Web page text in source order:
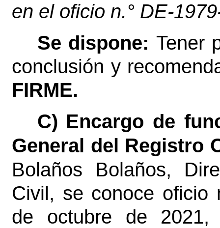
en el oficio n.° DE-
Se dispone: Tener
conclusión y
FIRME.
C) Encargo de
General del Registro
Bolaños Bolaños,
Civil, se conoce oficio
de octubre de